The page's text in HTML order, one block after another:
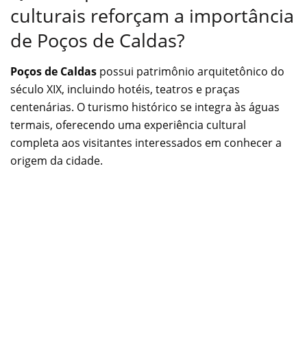
culturais reforçam a importância
de Poços de Caldas?
Poços de Caldas possui patrimônio arquitetônico do
século XIX, incluindo hotéis, teatros e praças
centenárias. O turismo histórico se integra às águas
termais, oferecendo uma experiência cultural
completa aos visitantes interessados em conhecer a
origem da cidade.